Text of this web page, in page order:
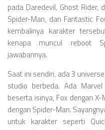
pada Daredevil, Ghost Rider,
Spider-Man, dan Fantastic
kembalinya karakter
kenapa muncul reboot
jawabannya.
Saat ini sendiri, ada 3
studio berbeda. Ada
beserta isinya, Fox dengan
dengan Spider-Man.
untuk karakter seperti